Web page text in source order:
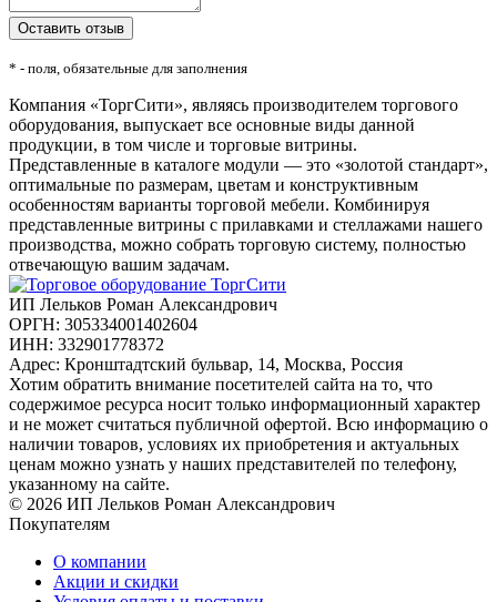
* - поля, обязательные для заполнения
Компания «ТоргСити», являясь производителем торгового
оборудования, выпускает все основные виды данной
продукции, в том числе и торговые витрины.
Представленные в каталоге модули — это «золотой стандарт»,
оптимальные по размерам, цветам и конструктивным
особенностям варианты торговой мебели. Комбинируя
представленные витрины с прилавками и стеллажами нашего
производства, можно собрать торговую систему, полностью
отвечающую вашим задачам.
ИП Лельков Роман Александрович
ОРГН: 305334001402604
ИНН: 332901778372
Адрес: Кронштадтский бульвар, 14, Москва, Россия
Хотим обратить внимание посетителей сайта на то, что
содержимое ресурса носит только информационный характер
и не может считаться публичной офертой. Всю информацию о
наличии товаров, условиях их приобретения и актуальных
ценам можно узнать у наших представителей по телефону,
указанному на сайте.
© 2026 ИП Лельков Роман Александрович
Покупателям
О компании
Акции и скидки